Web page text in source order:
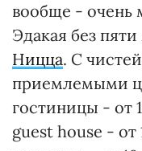
вообще - очень
Эдакая без
Ницца. С
приемлемыми
гостиницы - от
guest house -